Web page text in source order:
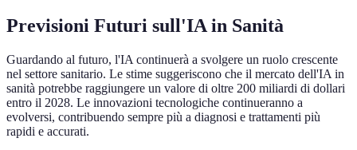
Previsioni Futuri sull'IA in Sanità
Guardando al futuro, l'IA continuerà a svolgere un ruolo crescente
nel settore sanitario. Le stime suggeriscono che il mercato dell'IA in
sanità potrebbe raggiungere un valore di oltre 200 miliardi di dollari
entro il 2028. Le innovazioni tecnologiche continueranno a
evolversi, contribuendo sempre più a diagnosi e trattamenti più
rapidi e accurati.